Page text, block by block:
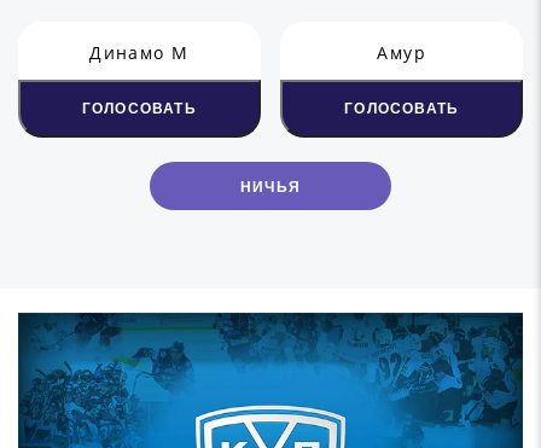
Динамо М
ГОЛОСОВАТЬ
НИЧЬЯ
Амур
ГОЛОСОВАТЬ